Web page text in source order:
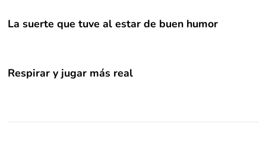
La suerte que tuve al estar de buen humor
Respirar y jugar más real